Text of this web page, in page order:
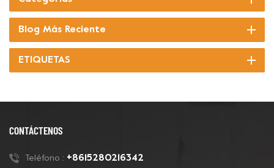
Blog Más Reciente
ETIQUETAS
CONTÁCTENOS
Teléfono : +8615280216342